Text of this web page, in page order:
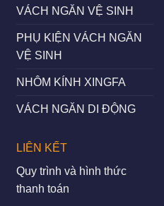
VÁCH NGĂN VỆ SINH
PHỤ KIỆN VÁCH NGĂN
VỆ SINH
NHÔM KÍNH XINGFA
VÁCH NGĂN DI ĐỘNG
LIÊN KẾT
Quy trình và hình thức
thanh toán